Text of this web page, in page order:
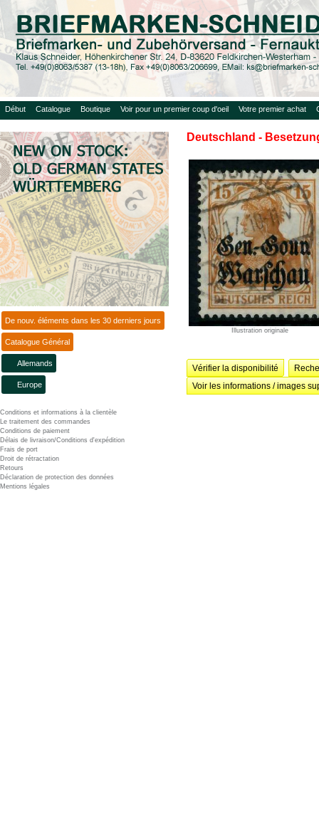
Début Catalogue Boutique Voir pour un premier coup d'oeil Votre premier achat
De nouv. éléments dans les 30 derniers jours
Catalogue Général
Allemands
Europe
Conditions et informations à la clientèle
Le traitement des commandes
Conditions de paiement
Délais de livraison/Conditions d'expédition
Frais de port
Droit de rétractation
Retours
Déclaration de protection des données
Mentions légales
Deutschland -
Illustration originale
Vérifier la disponibilité
Voir les informations / images